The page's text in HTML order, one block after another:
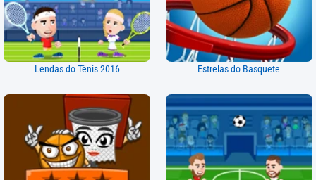
Lendas do Tênis 2016 Estrelas do Basquete